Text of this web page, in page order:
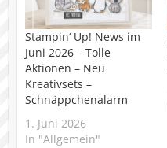
Stampin‘ Up! News im
Juni 2026 – Tolle
Aktionen – Neu
Kreativsets –
Schnäppchenalarm
1. Juni 2026
In "Allgemein"